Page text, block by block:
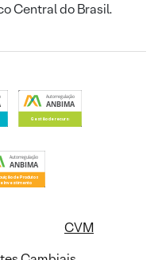
Central do Brasil.
CVM